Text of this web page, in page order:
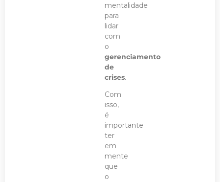
mentalidade
para
lidar
com
o
gerenciamento
de
crises.
Com
isso,
é
importante
ter
em
mente
que
o